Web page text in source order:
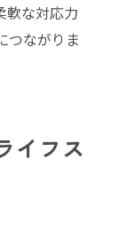
軟な対応力
つながりま
イフス